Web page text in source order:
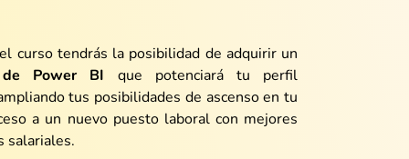
curso tendrás la posibilidad de adquirir un
Power
BI que potenciará tu perfil
tus posibilidades de ascenso en tu
a un nuevo puesto laboral con mejores
salariales.